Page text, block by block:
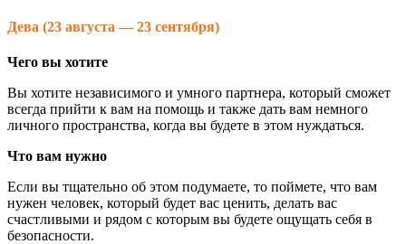
Дева (23 августа — 23 сентября)
Чего вы хотите
Вы хотите независимого и умного партнера, который сможет
всегда прийти к вам на помощь и также дать вам немного
личного пространства, когда вы будете в этом нуждаться.
Что вам нужно
Если вы тщательно об этом подумаете, то поймете, что вам
нужен человек, который будет вас ценить, делать вас
счастливыми и рядом с которым вы будете ощущать себя в
безопасности.